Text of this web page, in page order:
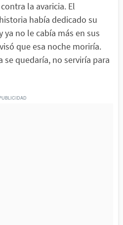
la avaricia. El
había dedicado su
no le cabía más en sus
que esa noche moriría.
quedaría, no serviría para